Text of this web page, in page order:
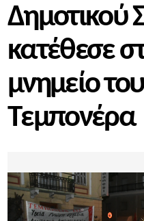
Δημοτικού
κατέθεσε
μνημείο
Τεμπονέρα